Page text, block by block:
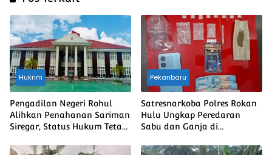
Hukrim
Pengadilan Negeri Rohul
Alihkan Penahanan Sariman
Siregar, Status Hukum Tetap
Pekanbaru
Satresnarkoba Polres Rokan
Hulu Ungkap Peredaran
Sabu dan Ganja di
Diamankan